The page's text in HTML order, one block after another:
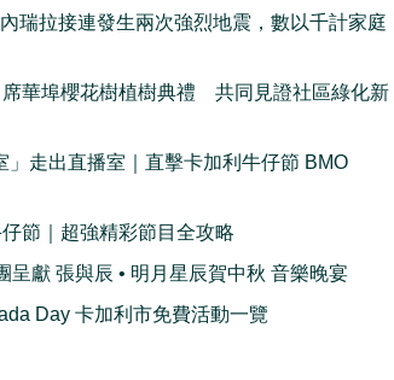
瑞拉接連發生兩次強烈地震，數以千計家庭
席華埠櫻花樹植樹典禮 共同見證社區綠化新
」走出直播室｜直擊卡加利牛仔節 BMO
節｜超強精彩節目全攻略
呈獻 張與辰 • 明月星辰賀中秋 音樂晚宴
Day 卡加利市免費活動一覽